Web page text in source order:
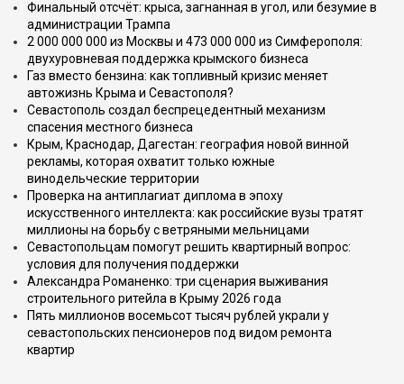
Финальный отсчёт: крыса, загнанная в угол, или безумие в
администрации Трампа
2 000 000 000 из Москвы и 473 000 000 из Симферополя:
двухуровневая поддержка крымского бизнеса
Газ вместо бензина: как топливный кризис меняет
автожизнь Крыма и Севастополя?
Севастополь создал беспрецедентный механизм
спасения местного бизнеса
Крым, Краснодар, Дагестан: география новой винной
рекламы, которая охватит только южные
винодельческие территории
Проверка на антиплагиат диплома в эпоху
искусственного интеллекта: как российские вузы тратят
миллионы на борьбу с ветряными мельницами
Севастопольцам помогут решить квартирный вопрос:
условия для получения поддержки
Александра Романенко: три сценария выживания
строительного ритейла в Крыму 2026 года
Пять миллионов восемьсот тысяч рублей украли у
севастопольских пенсионеров под видом ремонта
квартир